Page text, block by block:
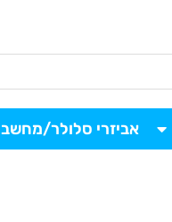
אביזרי סלולר/מחשב